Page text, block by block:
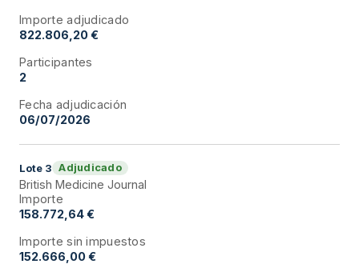
Importe adjudicado
822.806,20 €
Participantes
2
Fecha adjudicación
06/07/2026
Lote 3 Adjudicado
British Medicine Journal
Importe
158.772,64 €
Importe sin impuestos
152.666,00 €